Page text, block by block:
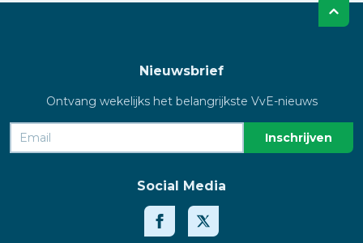
Nieuwsbrief
Ontvang wekelijks het belangrijkste VvE-nieuws
Social Media